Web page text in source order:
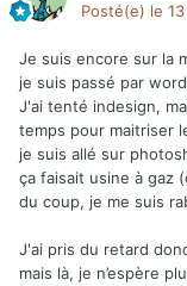
Posté(e) le
Je suis encore sur la
je suis passé par
J'ai tenté indesign,
temps pour maitriser
je suis allé sur
ça faisait usine à gaz
du coup, je me suis
J'ai pris du retard
mais là, je n’espère